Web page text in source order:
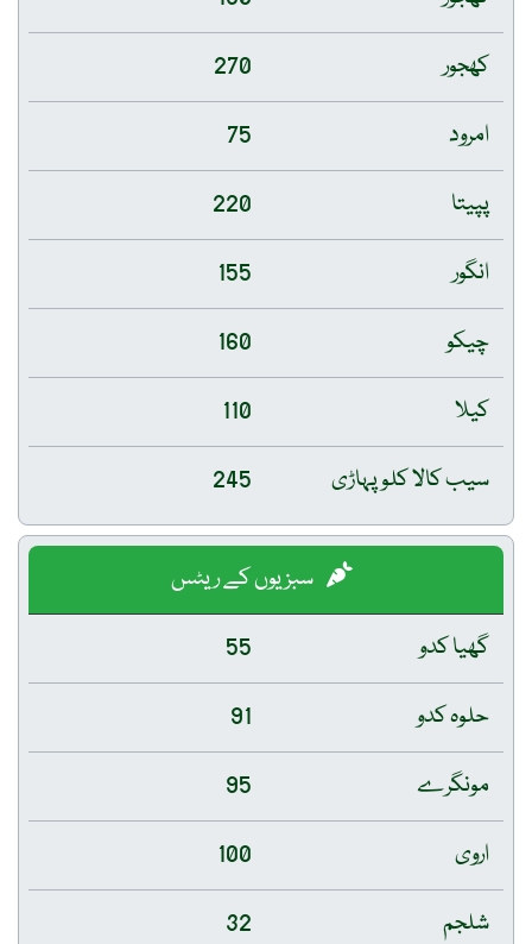
کھجور
270
امرود
75
پپیتا
220
انگور
155
چیکو
160
کیلا
110
سیب کالا کلو پہاڑی
245
سبزیوں کے ریٹس
گھیا کدو
55
حلوہ کدو
91
مونگرے
95
اروی
100
شلجم
32